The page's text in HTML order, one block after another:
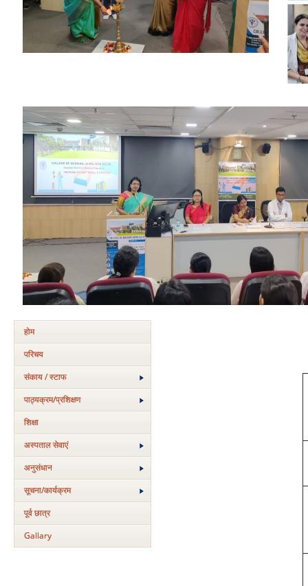
होम
परिचय
संकाय / स्टाफ
पाठ्यक्रम/प्रशिक्षण
शिक्षा
अस्‍पताल सेवाएं
अनुसंधान
सूचना/कार्यक्रम
पूर्व छात्र
Gallary